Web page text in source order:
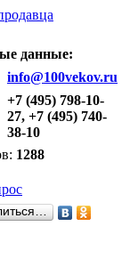
данные:
info@100vekov.ru
+7 (495) 798-10-
27, +7 (495) 740-
38-10
1288